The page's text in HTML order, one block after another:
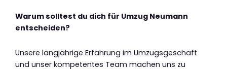
Warum solltest du dich für Umzug Neumann
entscheiden?
Unsere langjährige Erfahrung im Umzugsgeschäft
und unser kompetentes Team machen uns zu